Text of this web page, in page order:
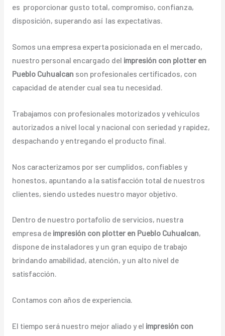
es proporcionar gusto total, compromiso, confianza,
disposición, superando así las expectativas.
Somos una empresa experta posicionada en el mercado,
nuestro personal encargado del impresión con plotter en
Pueblo Cuhualcan son profesionales certificados, con
capacidad de atender cual sea tu necesidad.
Trabajamos con profesionales motorizados y vehículos
autorizados a nivel local y nacional con seriedad y rapidez,
despachando y entregando el producto final.
Nos caracterizamos por ser cumplidos, confiables y
honestos, apuntando a la satisfacción total de nuestros
clientes, siendo ustedes nuestro mayor objetivo.
Dentro de nuestro portafolio de servicios, nuestra
empresa de impresión con plotter en Pueblo Cuhualcan,
dispone de instaladores y un gran equipo de trabajo
brindando amabilidad, atención, y un alto nivel de
satisfacción.
Contamos con años de experiencia.
El tiempo será nuestro mejor aliado y el impresión con